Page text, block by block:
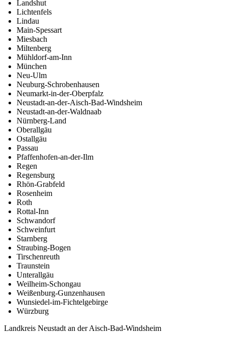
Landshut
Lichtenfels
Lindau
Main-Spessart
Miesbach
Miltenberg
Mühldorf-am-Inn
München
Neu-Ulm
Neuburg-Schrobenhausen
Neumarkt-in-der-Oberpfalz
Neustadt-an-der-Aisch-Bad-Windsheim
Neustadt-an-der-Waldnaab
Nürnberg-Land
Oberallgäu
Ostallgäu
Passau
Pfaffenhofen-an-der-Ilm
Regen
Regensburg
Rhön-Grabfeld
Rosenheim
Roth
Rottal-Inn
Schwandorf
Schweinfurt
Starnberg
Straubing-Bogen
Tirschenreuth
Traunstein
Unterallgäu
Weilheim-Schongau
Weißenburg-Gunzenhausen
Wunsiedel-im-Fichtelgebirge
Würzburg
Landkreis Neustadt an der Aisch-Bad-Windsheim